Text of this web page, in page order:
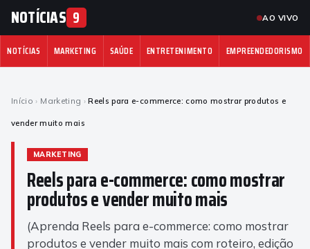
NOTÍCIAS 9 AO VIVO
NOTÍCIAS MARKETING SAÚDE ENTRETENIMENTO EMPREENDEDORISMO
Início › Marketing › Reels para e-commerce: como mostrar produtos e
vender muito mais
MARKETING
Reels para e-commerce: como mostrar
produtos e vender muito mais
(Aprenda Reels para e-commerce: como mostrar
produtos e vender muito mais com roteiro, edição